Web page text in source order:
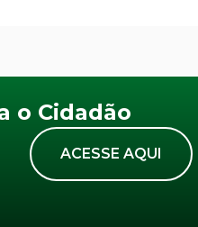
o Cidadão
ACESSE AQUI